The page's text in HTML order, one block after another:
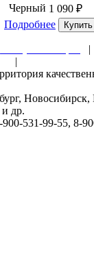
Черный 1 090 ₽
Подробнее
|
др.
531-99-55, 8-